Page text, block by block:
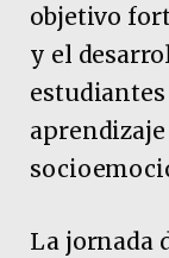
objetivo
y el
La jornada